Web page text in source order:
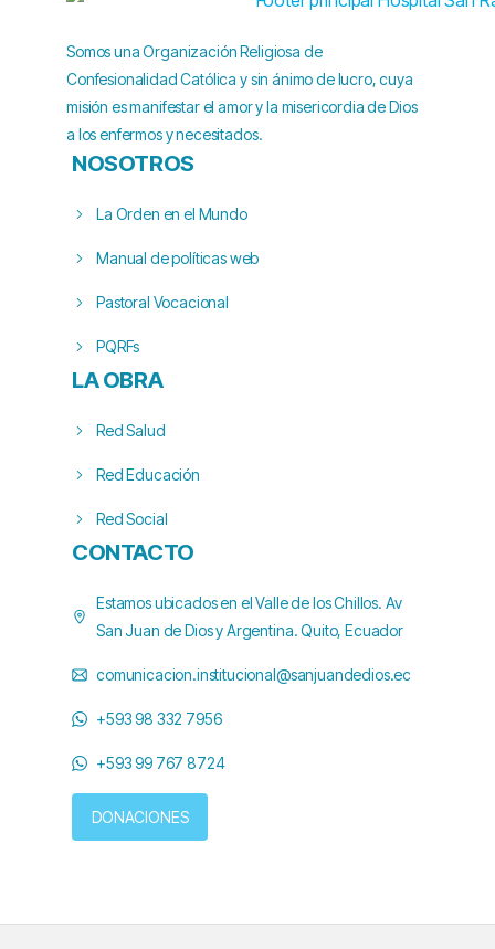
Somos una Organización Religiosa de
Confesionalidad Católica y sin ánimo de lucro, cuya
misión es manifestar el amor y la misericordia de Dios
a los enfermos y necesitados.
NOSOTROS
La Orden en el Mundo
Manual de políticas web
Pastoral Vocacional
PQRFs
LA OBRA
Red Salud
Red Educación
Red Social
CONTACTO
Estamos ubicados en el Valle de los Chillos. Av
San Juan de Dios y Argentina. Quito, Ecuador
comunicacion.institucional@sanjuandedios.ec
+593 98 332 7956
+593 99 767 8724
DONACIONES